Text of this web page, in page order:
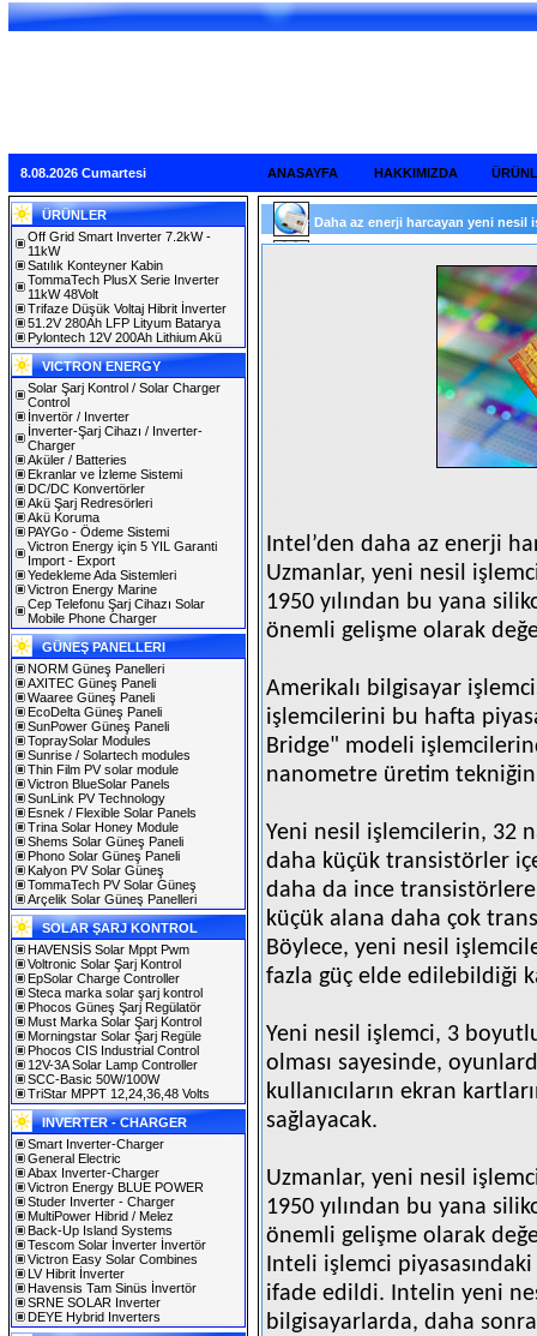
8.08.2026 Cumartesi ANASAYFA HAKKIMIZDA
ÜRÜNLER
Off Grid Smart Inverter 7.2kW -
11kW
Satılık Konteyner Kabin
TommaTech PlusX Serie Inverter
11kW 48Volt
Trifaze Düşük Voltaj Hibrit İnverter
51.2V 280Ah LFP Lityum Batarya
Pylontech 12V 200Ah Lithium Akü
VICTRON ENERGY
Solar Şarj Kontrol / Solar Charger
Control
İnvertör / Inverter
İnverter-Şarj Cihazı / Inverter-
Charger
Aküler / Batteries
Ekranlar ve İzleme Sistemi
DC/DC Konvertörler
Akü Şarj Redresörleri
Akü Koruma
PAYGo - Ödeme Sistemi
Victron Energy için 5 YIL Garanti
Import - Export
Yedekleme Ada Sistemleri
Victron Energy Marine
Cep Telefonu Şarj Cihazı Solar
Mobile Phone Charger
GÜNEŞ PANELLERI
NORM Güneş Panelleri
AXITEC Güneş Paneli
Waaree Güneş Paneli
EcoDelta Güneş Paneli
SunPower Güneş Paneli
TopraySolar Modules
Sunrise / Solartech modules
Thin Film PV solar module
Victron BlueSolar Panels
SunLink PV Technology
Esnek / Flexible Solar Panels
Trina Solar Honey Module
Shems Solar Güneş Paneli
Phono Solar Güneş Paneli
Kalyon PV Solar Güneş
TommaTech PV Solar Güneş
Arçelik Solar Güneş Panelleri
SOLAR ŞARJ KONTROL
HAVENSİS Solar Mppt Pwm
Voltronic Solar Şarj Kontrol
EpSolar Charge Controller
Steca marka solar şarj kontrol
Phocos Güneş Şarj Regülatör
Must Marka Solar Şarj Kontrol
Morningstar Solar Şarj Regüle
Phocos CIS Industrial Control
12V-3A Solar Lamp Controller
SCC-Basic 50W/100W
TriStar MPPT 12,24,36,48 Volts
INVERTER - CHARGER
Smart Inverter-Charger
General Electric
Abax Inverter-Charger
Victron Energy BLUE POWER
Studer Inverter - Charger
MultiPower Hibrid / Melez
Back-Up Island Systems
Tescom Solar İnverter İnvertör
Victron Easy Solar Combines
LV Hibrit İnverter
Havensis Tam Sinüs İnvertör
SRNE SOLAR Inverter
DEYE Hybrid Inverters
Daha az enerji harcayan yeni nesil
Intel’den daha az enerji
Uzmanlar, yeni nesil
1950 yılından bu yana
önemli gelişme olarak
Amerikalı bilgisayar
işlemcilerini bu hafta
Bridge" modeli
nanometre üretim
Yeni nesil işlemcilerin, 32
daha küçük transistörler
daha da ince
küçük alana daha çok
Böylece, yeni nesil
fazla güç elde edilebildiği
Yeni nesil işlemci, 3
olması sayesinde,
kullanıcıların ekran
sağlayacak.
Uzmanlar, yeni nesil
1950 yılından bu yana
önemli gelişme olarak
Inteli işlemci piyasasındaki
ifade edildi. Intelin yeni
bilgisayarlarda, daha